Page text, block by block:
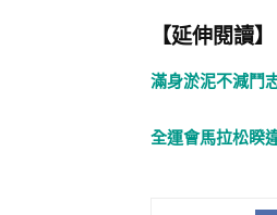
【延伸閱讀】
滿身淤泥不減鬥
全運會馬拉松睽